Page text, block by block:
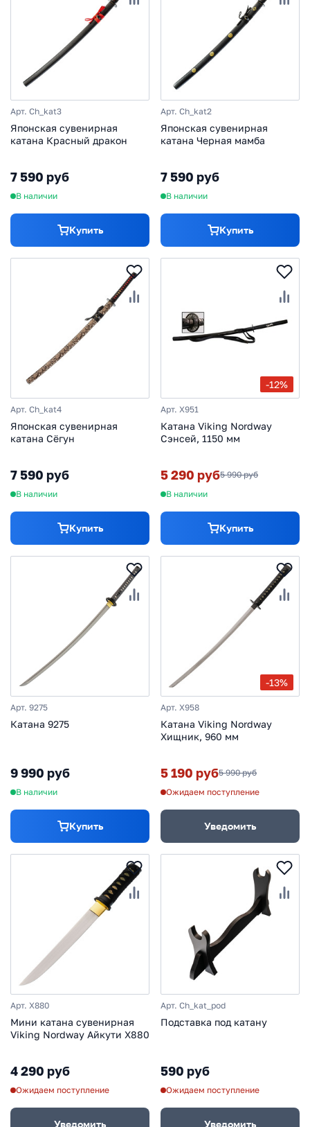
Арт. Ch_kat3
Японская сувенирная
катана Красный дракон
7 590 руб
В наличии
Купить
Арт. Ch_kat2
Японская сувенирная
катана Черная мамба
7 590 руб
В наличии
Купить
Арт. Ch_kat4
Японская сувенирная
катана Сёгун
7 590 руб
В наличии
Купить
-12%
Арт. X951
Катана Viking Nordway
Сэнсей, 1150 мм
5 290 руб5 990 руб
В наличии
Купить
Арт. 9275
Катана 9275
9 990 руб
В наличии
Купить
-13%
Арт. X958
Катана Viking Nordway
Хищник, 960 мм
5 190 руб5 990 руб
Ожидаем поступление
Уведомить
Арт. X880
Мини катана сувенирная
Viking Nordway Айкути Х880
4 290 руб
Ожидаем поступление
Уведомить
Арт. Ch_kat_pod
Подставка под катану
590 руб
Ожидаем поступление
Уведомить